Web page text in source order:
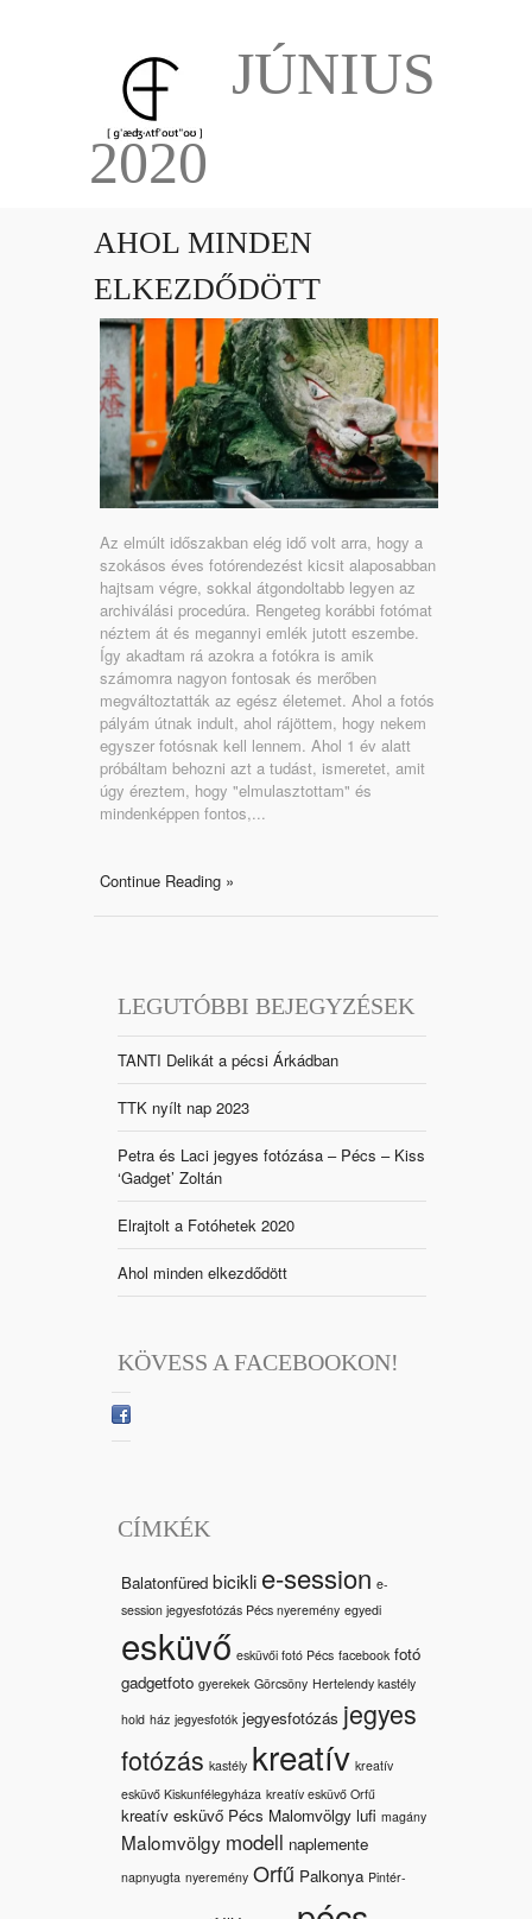
JÚNIUS
2020
AHOL MINDEN
ELKEZDŐDÖTT
Az elmúlt időszakban elég idő volt arra, hogy a
szokásos éves fotórendezést kicsit alaposabban
hajtsam végre, sokkal átgondoltabb legyen az
archiválási procedúra. Rengeteg korábbi fotómat
néztem át és megannyi emlék jutott eszembe.
Így akadtam rá azokra a fotókra is amik
számomra nagyon fontosak és merőben
megváltoztatták az egész életemet. Ahol a fotós
pályám útnak indult, ahol rájöttem, hogy nekem
egyszer fotósnak kell lennem. Ahol 1 év alatt
próbáltam behozni azt a tudást, ismeretet, amit
úgy éreztem, hogy "elmulasztottam" és
mindenképpen fontos,...
Continue Reading »
LEGUTÓBBI BEJEGYZÉSEK
TANTI Delikát a pécsi Árkádban
TTK nyílt nap 2023
Petra és Laci jegyes fotózása – Pécs – Kiss
‘Gadget’ Zoltán
Elrajtolt a Fotóhetek 2020
Ahol minden elkezdődött
KÖVESS A FACEBOOKON!
CÍMKÉK
Balatonfüred bicikli e-session e-
session jegyesfotózás Pécs nyeremény egyedi
esküvő esküvői fotó Pécs facebook fotó
gadgetfoto gyerekek Görcsöny Hertelendy kastély
hold ház jegyesfotók jegyesfotózás jegyes
fotózás kastély kreatív kreatív
esküvő Kiskunfélegyháza kreatív esküvő Orfű
kreatív esküvő Pécs Malomvölgy lufi magány
Malomvölgy modell naplemente
napnyugta nyeremény Orfű Palkonya Pintér-